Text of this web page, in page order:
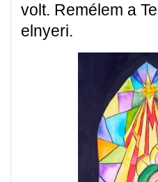
volt. Remélem a
elnyeri.